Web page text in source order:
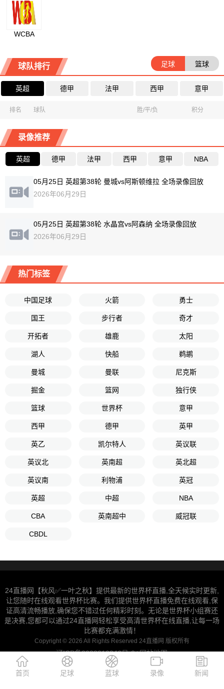
WCBA
球队排行 足球 篮球
英超 德甲 法甲 西甲 意甲
排名 球队 胜/平/负 积分
录像推荐
英超 德甲 法甲 西甲 意甲 NBA
05月25日 英超第38轮 曼城vs阿斯顿维拉 全场录像回放
2026年06月29日
05月25日 英超第38轮 水晶宫vs阿森纳 全场录像回放
2026年06月29日
热门标签
中国足球 火箭 勇士
国王 步行者 奇才
开拓者 雄鹿 太阳
湖人 快船 鹈鹕
曼城 曼联 尼克斯
掘金 篮网 独行侠
篮球 世界杯 意甲
西甲 德甲 英甲
英乙 凯尔特人 英议联
英议北 英南超 英北超
英议南 利物浦 英冠
英超 中超 NBA
CBA 英南超中 威冠联
CBDL
24直播网【秋风✅一叶之秋】提供最新的世界杯直播,全天候实时更新,
让您随时在线观看世界杯比赛。我们提供世界杯直播免费在线观看,保
证高清流畅播放,确保您不错过任何精彩时刻。无论是世界杯小组赛还
是决赛,您都可以通过24直播网轻松享受高清世界杯在线直播,让每一场
比赛都充满激情！
Copyright © 2026 All Rights Reserved 24直播网 版权所有
辽ICP备2022010346号-2|网站地图
首页 足球 蓝球 录像 新闻